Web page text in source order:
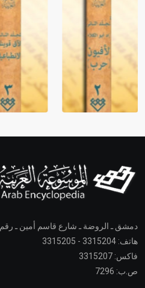
دمشق ـ الروضة ـ شارع قاسم أمين ـ رقم 39
هاتف: 3315204 - 3315205
فاكس: 3315207
ص.ب: 7296